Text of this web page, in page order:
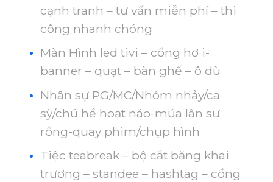
cạnh tranh – tư vấn miễn phí – thi
công nhanh chóng
Màn Hình led tivi – cổng hơ i-
banner – quạt – bàn ghế – ô dù
Nhân sự PG/MC/Nhóm nhảy/ca
sỹ/chú hề hoạt náo-múa lân sư
rồng-quay phim/chụp hình
Tiệc teabreak – bộ cắt băng khai
trương – standee – hashtag – cổng